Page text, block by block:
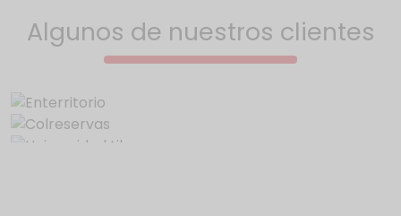
Algunos de nuestros clientes